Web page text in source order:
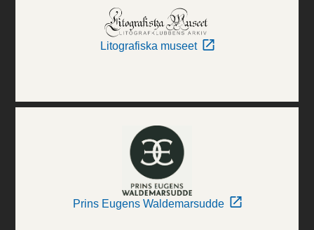
Litografiska museet
Prins Eugens Waldemarsudde